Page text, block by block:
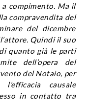
compimento. Ma il
compravendita del
del dicembre
Quindi il suo
quanto già le parti
dell’opera del
del Notaio, per
causale
in contatto tra